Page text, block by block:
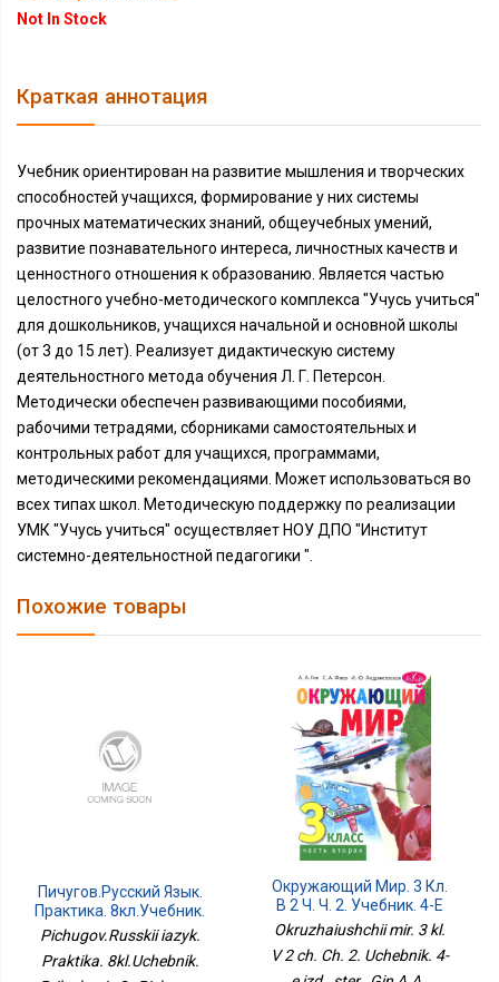
Not In Stock
Краткая аннотация
Учебник ориентирован на развитие мышления и творческих
способностей учащихся, формирование у них системы
прочных математических знаний, общеучебных умений,
развитие познавательного интереса, личностных качеств и
ценностного отношения к образованию. Является частью
целостного учебно-методического комплекса "Учусь учиться"
для дошкольников, учащихся начальной и основной школы
(от 3 до 15 лет). Реализует дидактическую систему
деятельностного метода обучения Л. Г. Петерсон.
Методически обеспечен развивающими пособиями,
рабочими тетрадями, сборниками самостоятельных и
контрольных работ для учащихся, программами,
методическими рекомендациями. Может использоваться во
всех типах школ. Методическую поддержку по реализации
УМК "Учусь учиться" осуществляет НОУ ДПО "Институт
системно-деятельностной педагогики ".
Похожие товары
Пичугов.Русский Язык.
Практика. 8кл.Учебник.
Приложение 2
Pichugov.Russkii iazyk.
Praktika. 8kl.Uchebnik.
Окружающий Мир. 3 Кл.
В 2 Ч. Ч. 2. Учебник. 4-Е
Изд., Стер
Okruzhaiushchii mir. 3 kl.
V 2 ch. Ch. 2. Uchebnik. 4-